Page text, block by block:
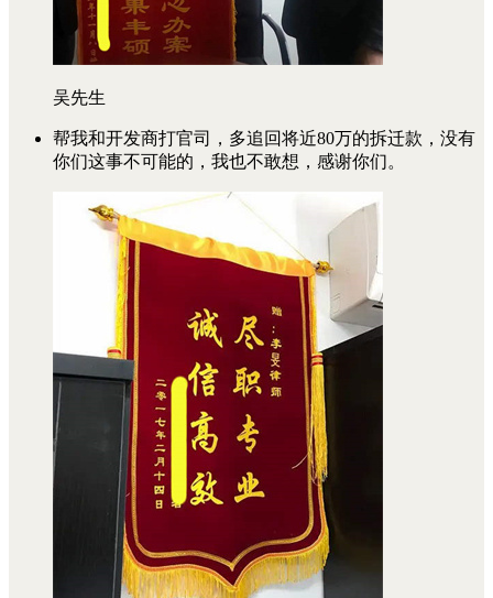
吴先生
帮我和开发商打官司，多追回将近80万的拆迁款，没有
你们这事不可能的，我也不敢想，感谢你们。